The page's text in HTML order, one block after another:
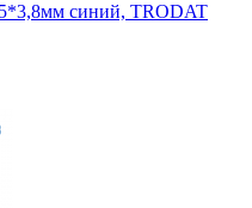
синий, TRODAT